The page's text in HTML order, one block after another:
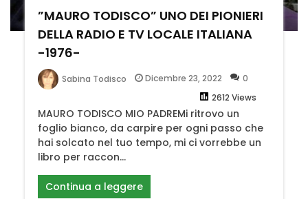
”MAURO TODISCO” UNO DEI PIONIERI
DELLA RADIO E TV LOCALE ITALIANA
-1976-
Sabina Todisco
Dicembre 23, 2022
2612 Views
0
MAURO TODISCO MIO PADREMi ritrovo un
foglio bianco, da carpire per ogni passo che
hai solcato nel tuo tempo, mi ci vorrebbe un
libro per raccon...
Continua a leggere